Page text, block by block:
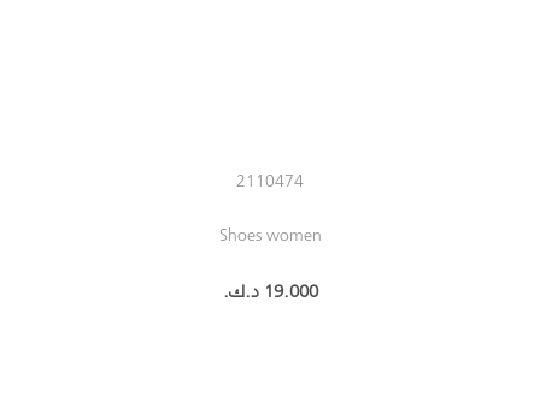
2110474
Shoes women
19.000 د.ك.‏